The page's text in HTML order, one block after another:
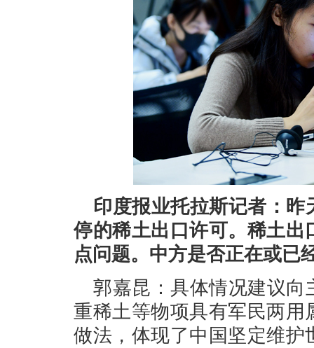
印度报业托拉斯记者：
停的稀土出口许可。稀土
点问题。中方是否正在或已
郭嘉昆：具体情况建议向
重稀土等物项具有军民两
做法，体现了中国坚定维